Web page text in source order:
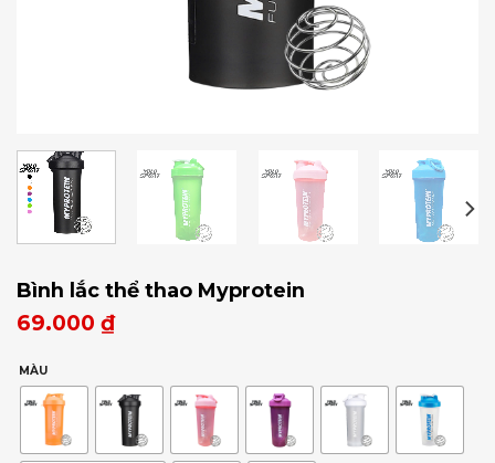
Bình lắc thể thao Myprotein
69.000 ₫
MÀU